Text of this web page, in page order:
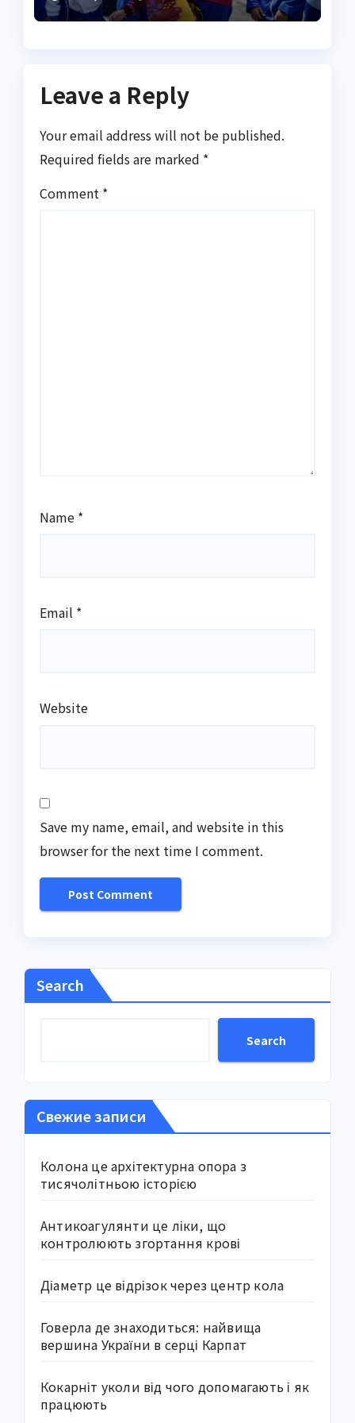
розбір трансформацій
Leave a Reply
Your email address will not be published.
Required fields are marked *
Comment *
Name *
Email *
Website
Save my name, email, and website in this
browser for the next time I comment.
Search
Search
Свежие записи
Колона це архітектурна опора з
тисячолітньою історією
Антикоагулянти це ліки, що
контролюють згортання крові
Діаметр це відрізок через центр кола
Говерла де знаходиться: найвища
вершина України в серці Карпат
Кокарніт уколи від чого допомагають і як
працюють